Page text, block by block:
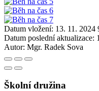
Datum vložení: 13. 11. 2024
Datum poslední aktualizace:
Autor: Mgr. Radek Sova
Školní družina